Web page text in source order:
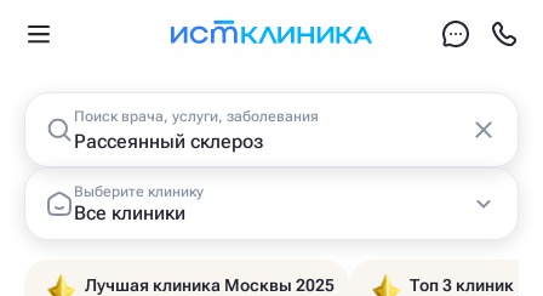
Поиск врача, услуги, заболевания
Выберите клинику
Все клиники
Лучшая клиника Москвы 2025 Топ 3 клиник